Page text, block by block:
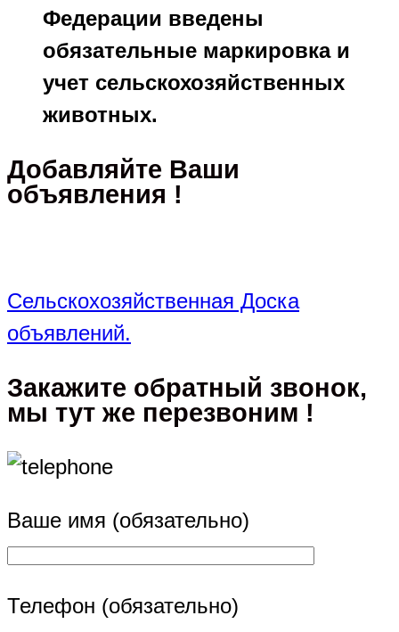
Федерации введены
обязательные маркировка и
учет сельскохозяйственных
животных.
Добавляйте Ваши
объявления !
Сельскохозяйственная Доска
объявлений.
Закажите обратный звонок,
мы тут же перезвоним !
Ваше имя (обязательно)
Телефон (обязательно)